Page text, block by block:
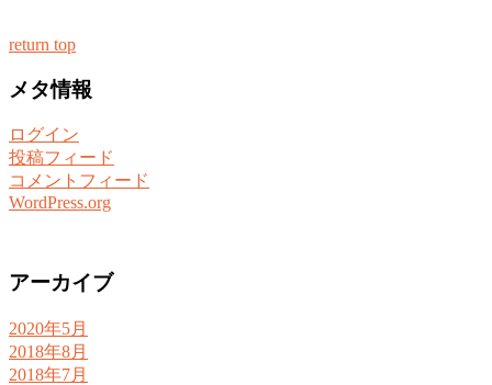
return top
メタ情報
ログイン
投稿フィード
コメントフィード
WordPress.org
アーカイブ
2020年5月
2018年8月
2018年7月